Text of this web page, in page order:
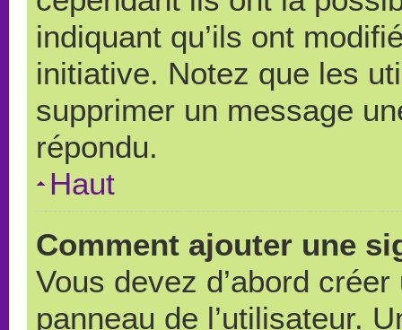
indiquant qu’ils ont
initiative. Notez que les
supprimer un message
répondu.
Haut
Comment ajouter une
Vous devez d’abord
panneau de l’utilisateur.